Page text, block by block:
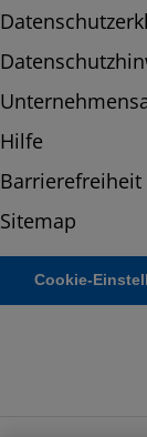
Hilfe
Barrierefreiheit
Sitemap
Cookie-